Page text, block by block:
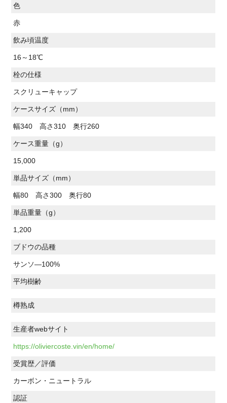
色
赤
飲み頃温度
16～18℃
栓の仕様
スクリューキャップ
ケースサイズ（mm）
幅340 高さ310 奥行260
ケース重量（g）
15,000
単品サイズ（mm）
幅80 高さ300 奥行80
単品重量（g）
1,200
ブドウの品種
サンソ―100%
平均樹齢
樽熟成
生産者webサイト
https://oliviercoste.vin/en/home/
受賞歴／評価
カーボン・ニュートラル
認証